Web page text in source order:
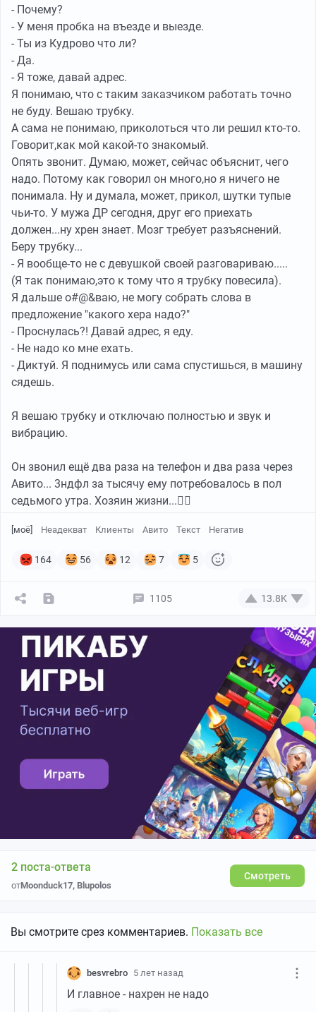
- Почему?
- У меня пробка на въезде и выезде.
- Ты из Кудрово что ли?
- Да.
- Я тоже, давай адрес.
Я понимаю, что с таким заказчиком работать точно
не буду. Вешаю трубку.
А сама не понимаю, приколоться что ли решил кто-то.
Говорит,как мой какой-то знакомый.
Опять звонит. Думаю, может, сейчас объяснит, чего
надо. Потому как говорил он много,но я ничего не
понимала. Ну и думала, может, прикол, шутки тупые
чьи-то. У мужа ДР сегодня, друг его приехать
должен...ну хрен знает. Мозг требует разъяснений.
Беру трубку...
- Я вообще-то не с девушкой своей разговариваю.....
(Я так понимаю,это к тому что я трубку повесила).
Я дальше о#@&ваю, не могу собрать слова в
предложение "какого хера надо?"
- Проснулась?! Давай адрес, я еду.
- Не надо ко мне ехать.
- Диктуй. Я поднимусь или сама спустишься, в машину
сядешь.
Я вешаю трубку и отключаю полностью и звук и
вибрацию.
Он звонил ещё два раза на телефон и два раза через
Авито... 3ндфл за тысячу ему потребовалось в пол
седьмого утра. Хозяин жизни...🤦‍♀️
[моё] Неадекват Клиенты Авито Текст Негатив
164 56 12 7 5
1105 13.8K
2 поста-ответа
отMoonduck17, Blupolos
Смотреть
Вы смотрите срез комментариев. Показать все
besvrebro 5 лет назад
И главное - нахрен не надо